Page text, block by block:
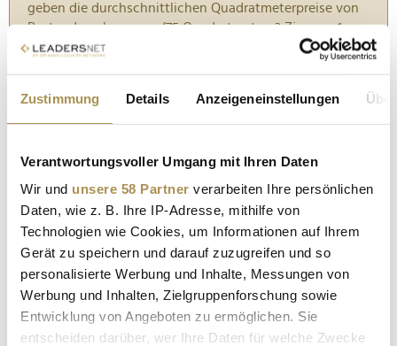
Zustimmung Details Anzeigeneinstellungen
Verantwortungsvoller Umgang mit Ihren Daten
Wir und unsere 58 Partner verarbeiten Ihre persönlichen
Daten, wie z. B. Ihre IP-Adresse, mithilfe von
Technologien wie Cookies, um Informationen auf Ihrem
Gerät zu speichern und darauf zuzugreifen und so
personalisierte Werbung und Inhalte, Messungen von
Werbung und Inhalten, Zielgruppenforschung sowie
Entwicklung von Angeboten zu ermöglichen. Sie
entscheiden darüber, wer Ihre Daten für welche Zwecke
geben die durchschnittlichen Quadratmeterpreise von
Bestandswohnungen (75 Quadratmeter, 3 Zimmer, 1.
Stock, Baujahr 1990er-Jahre) zum 01.04.2023 wieder. Es
The Stepstone Group: Die Berechnungsgrundlage bildet
Diese Werte wurden jeweils für das erste Quartal 2020
für einzelne Berufsgruppen angewendet.
NEWS ANALYSE STEPSTONE
IMMOWELT IDEALO JOBS KARRIERE
TECH ONLINEPLATTFORM